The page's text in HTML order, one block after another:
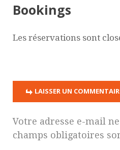
Bookings
Les réservations sont
LAISSER UN
Votre adresse e-mail
champs obligatoires